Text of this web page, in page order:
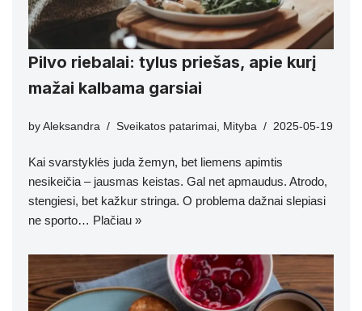
Pilvo riebalai: tylus priešas, apie kurį
mažai kalbama garsiai
by Aleksandra Sveikatos patarimai Mityba 2025-05-19
Kai svarstyklės juda žemyn, bet liemens apimtis
nesikeičia – jausmas keistas. Gal net apmaudus. Atrodo,
stengiesi, bet kažkur stringa. O problema dažnai slepiasi
ne sporto… Plačiau »